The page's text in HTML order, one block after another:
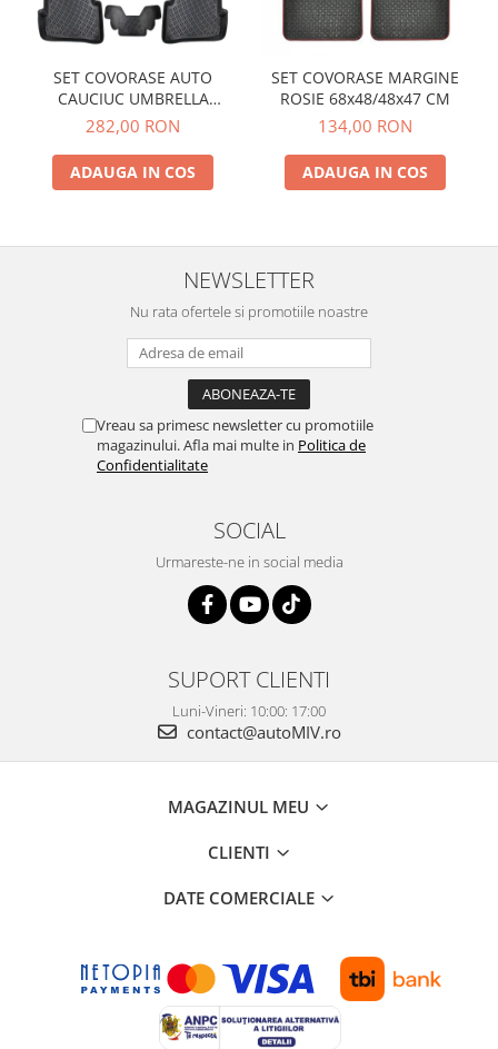
SET COVORASE AUTO
CAUCIUC UMBRELLA
PENTRU VW POLO V (6R / 6C
/ 61) 2009-2017
282,00 RON
ADAUGA IN COS
SET COVORASE MARGINE
ROSIE 68x48/48x47 CM
134,00 RON
ADAUGA IN COS
NEWSLETTER
Nu rata ofertele si promotiile noastre
Vreau sa primesc newsletter cu promotiile
magazinului. Afla mai multe in Politica de
Confidentialitate
SOCIAL
Urmareste-ne in social media
SUPORT CLIENTI
Luni-Vineri: 10:00: 17:00
contact@autoMIV.ro
MAGAZINUL MEU
CLIENTI
DATE COMERCIALE